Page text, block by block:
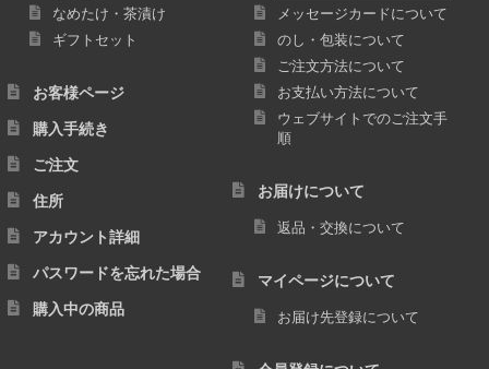
なめたけ・茶漬け
ギフトセット
お客様ページ
購入手続き
ご注文
住所
アカウント詳細
パスワードを忘れた場合
購入中の商品
メッセージカードについて
のし・包装について
ご注文方法について
お支払い方法について
ウェブサイトでのご注文手
順
お届けについて
返品・交換について
マイページについて
お届け先登録について